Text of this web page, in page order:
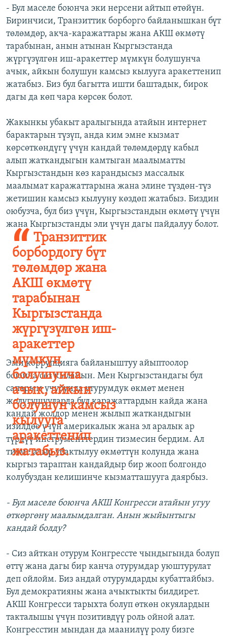
- Бул маселе боюнча эки нерсени айтып өтөйүн.
Биринчиси, Транзиттик борборго байланышкан бүт
төлөмдөр, акча-каражаттары жана АКШ өкмөтү
тарабынан, анын атынан Кыргызстанда
жүргүзүлгөн иш-аракеттер мүмкүн болушунча
ачык, айкын болушун камсыз кылууга аракеттенип
жатабыз. Биз бул багытта ишти баштадык, бирок
дагы да көп чара көрсөк болот.
Жакынкы убакыт аралыгында атайын интернет
барактарын түзүп, анда ким эмне кызмат
көрсөткөндүгү үчүн кандай төлөмдөрдү кабыл
алып жаткандыгын камтыган маалыматты
Кыргызстандын көз карандысыз массалык
маалымат каражаттарына жана элине түздөн-түз
жетишин камсыз кылууну көздөп жатабыз. Биздин
оюбузча, бул биз үчүн, Кыргызстандын өкмөтү үчүн
жана Кыргызстанды эли үчүн дагы пайдалуу болот.
Транзиттик
борбордогу бүт
төлөмдөр жана
АКШ өкмөтү
тарабынан
Кыргызстанда
жүргүзүлгөн иш-
аракеттер
мүмкүн
болушунча
ачык, айкын
болушун камсыз
кылууга
аракеттенип
жатабыз.
Эми коррупцияга байланыштуу айыптоолор
боюнча сөз кылайын. Мен Кыргызстандагы бул
сапарым учурунда утурумдук өкмөт менен
жолугушууларда бул каражаттардын кайда жана
кандай жолдор менен жылып жаткандыгын
изилдөө үчүн америкалык жана эл аралык ар
түрдүү инструменттердин тизмесин бердим. Ал
тизме азыр убактылуу өкмөттүн колунда жана
кыргыз тараптан кандайдыр бир жооп болгондо
колубуздан келишинче кызматташууга даярбыз.
- Бул маселе боюнча АКШ Конгресси атайын угуу
өткөргөнү маалымдалган. Анын жыйынтыгы
кандай болду?
- Сиз айткан отурум Конгрессте чындыгында болуп
өттү жана дагы бир канча отурумдар уюштурулат
деп ойлойм. Биз андай отурумдарды кубаттайбыз.
Бул демократияны жана ачыктыкты билдирет.
АКШ Конгресси тарыхта болуп өткөн окуялардын
такталышы үчүн позитивдүү роль ойной алат.
Конгресстин мындан да маанилүү ролу бизге